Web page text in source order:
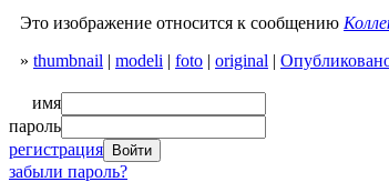
Это изображение относится к сообщению
» thumbnail | modeli | foto | original |
имя
пароль
регистрация
забыли пароль?